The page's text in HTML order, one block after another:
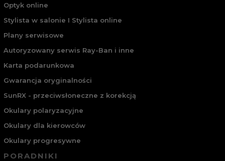
Optyk online
Stylista w salonie I Stylista online
Plany serwisowe
Autoryzowany serwis Ray-Ban i inne
Karta podarunkowa
Gwarancja oryginalności
SunRX - przeciwsłoneczne z korekcją
Okulary polaryzacyjne
Okulary dla kierowców
Okulary progresywne
PORADNIKI